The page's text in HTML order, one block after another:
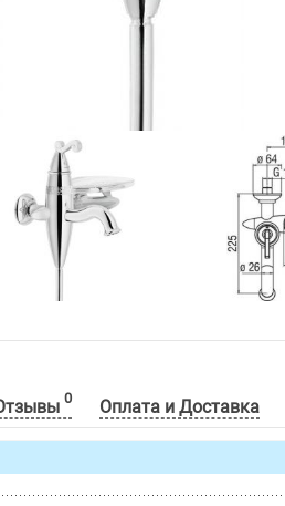
0 Оплата и Доставка